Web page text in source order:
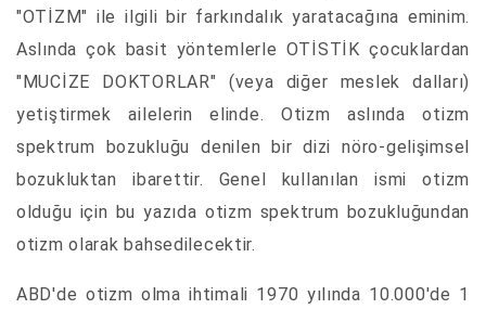
"OTİZM" ile ilgili bir farkındalık yaratacağına eminim.
Aslında çok basit yöntemlerle OTİSTİK çocuklardan
"MUCİZE DOKTORLAR" (veya diğer meslek dalları)
yetiştirmek ailelerin elinde. Otizm aslında otizm
spektrum bozukluğu denilen bir dizi nöro-gelişimsel
bozukluktan ibarettir. Genel kullanılan ismi otizm
olduğu için bu yazıda otizm spektrum bozukluğundan
otizm olarak bahsedilecektir.
ABD'de otizm olma ihtimali 1970 yılında 10.000'de 1